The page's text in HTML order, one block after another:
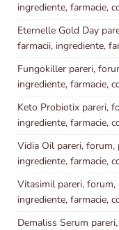
ingrediente, farmacie,
Eternelle Gold Day
farmacii, ingrediente,
Fungokiller pareri,
ingrediente, farmacie,
Keto Probiotix pareri,
ingrediente, farmacie,
Vidia Oil pareri, forum,
ingrediente, farmacie,
Vitasimil pareri, forum,
ingrediente, farmacie,
Demaliss Serum